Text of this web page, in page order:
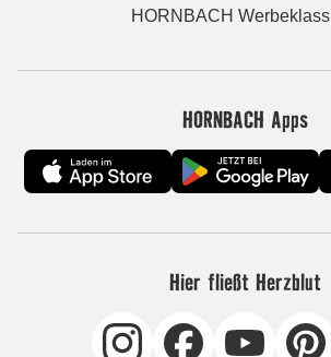
HORNBACH
HORNBACH Apps
Hier fließt Herzblut